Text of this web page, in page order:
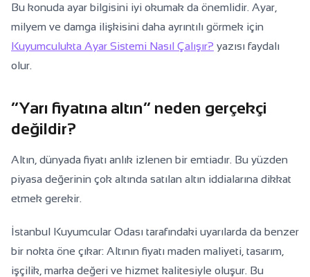
Bu konuda ayar bilgisini iyi okumak da önemlidir. Ayar,
milyem ve damga ilişkisini daha ayrıntılı görmek için
Kuyumculukta Ayar Sistemi Nasıl Çalışır? yazısı faydalı
olur.
“Yarı fiyatına altın” neden gerçekçi
değildir?
Altın, dünyada fiyatı anlık izlenen bir emtiadır. Bu yüzden
piyasa değerinin çok altında satılan altın iddialarına dikkat
etmek gerekir.
İstanbul Kuyumcular Odası tarafındaki uyarılarda da benzer
bir nokta öne çıkar: Altının fiyatı maden maliyeti, tasarım,
işçilik, marka değeri ve hizmet kalitesiyle oluşur. Bu